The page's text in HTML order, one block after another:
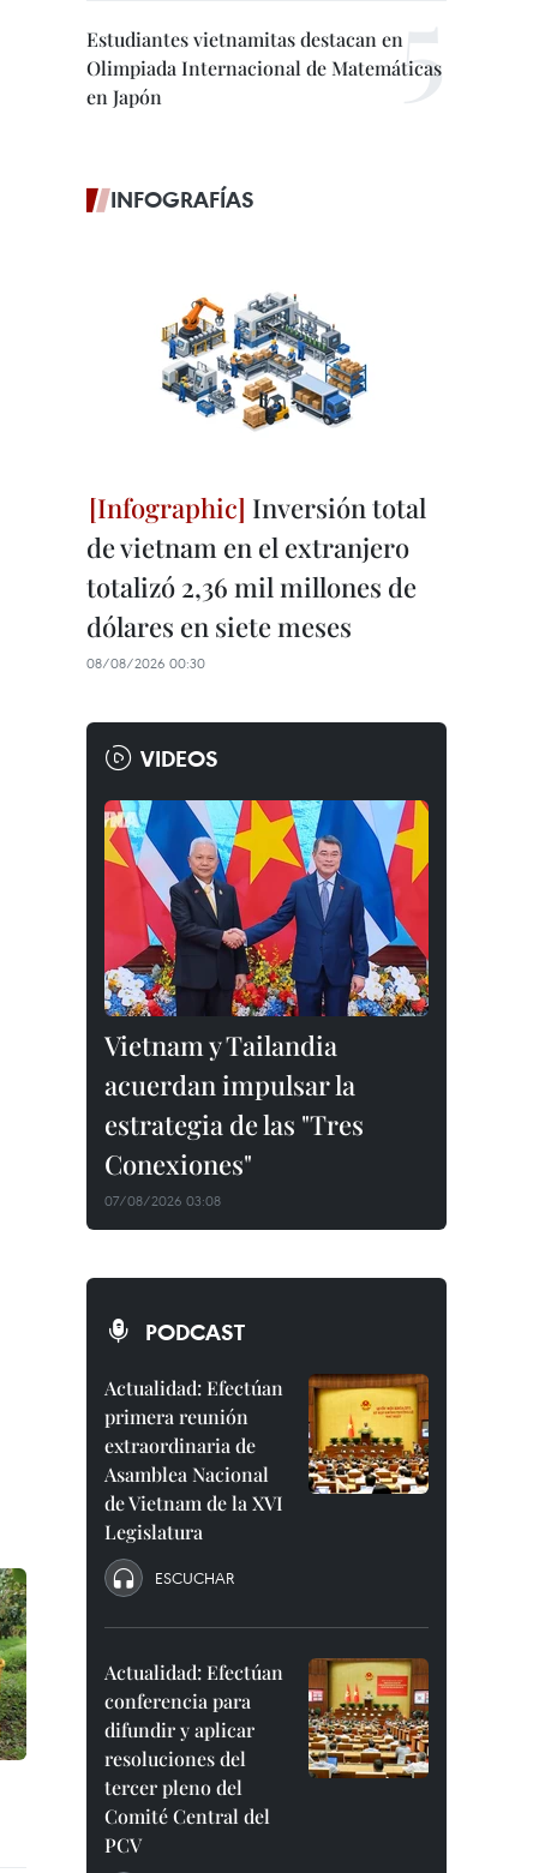
Estudiantes vietnamitas destacan en
Olimpiada Internacional de Matemáticas
en Japón
INFOGRAFÍAS
Inversión total
de vietnam en el extranjero
totalizó 2,36 mil millones de
dólares en siete meses
08/08/2026 00:30
VIDEOS
Vietnam y Tailandia
acuerdan impulsar la
estrategia de las "Tres
Conexiones"
07/08/2026 03:08
PODCAST
Actualidad: Efectúan
primera reunión
extraordinaria de
Asamblea Nacional
de Vietnam de la XVI
Legislatura
ESCUCHAR
Actualidad: Efectúan
conferencia para
difundir y aplicar
resoluciones del
tercer pleno del
Comité Central del
PCV